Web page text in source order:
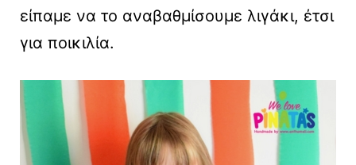
είπαμε να το αναβαθμίσουμε λιγάκι, έτσι
για ποικιλία.